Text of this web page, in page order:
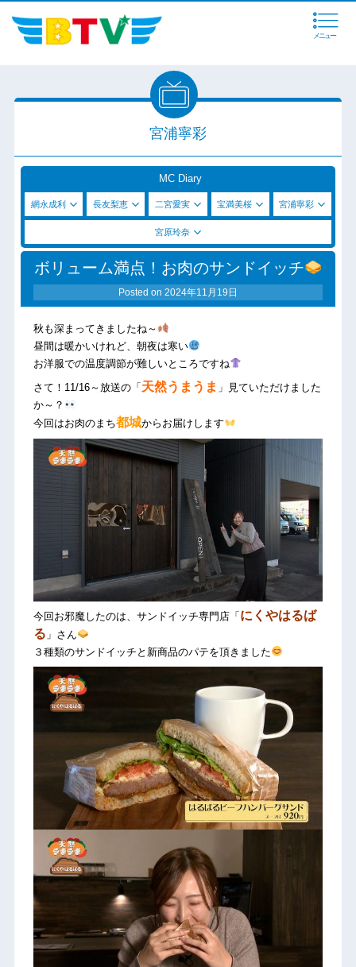
メニュー
宮浦寧彩
MC Diary
網永成利 長友梨恵 二宮愛実 宝満美桜 宮浦寧彩
宮原玲奈
ボリューム満点！お肉のサンドイッチ
Posted on 2024年11月19日
秋も深まってきましたね～
昼間は暖かいけれど、朝夜は寒い
お洋服での温度調節が難しいところですね
さて！11/16～放送の「 天然うまうま 」見ていただけました
か～？
今回はお肉のまち都城からお届けします
今回お邪魔したのは、サンドイッチ専門店「 にくやはるば
る 」さん
３種類のサンドイッチと新商品のパテを頂きました